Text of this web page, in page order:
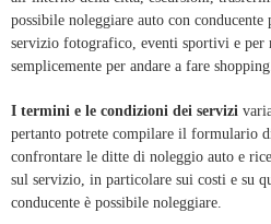
possibile noleggiare auto con conducente
servizio fotografico, eventi sportivi e per
semplicemente per andare a fare
I termini e le condizioni dei servizi
pertanto potrete compilare il formulario
confrontare le ditte di noleggio auto e
sul servizio, in particolare sui costi e su
conducente è possibile noleggiare.